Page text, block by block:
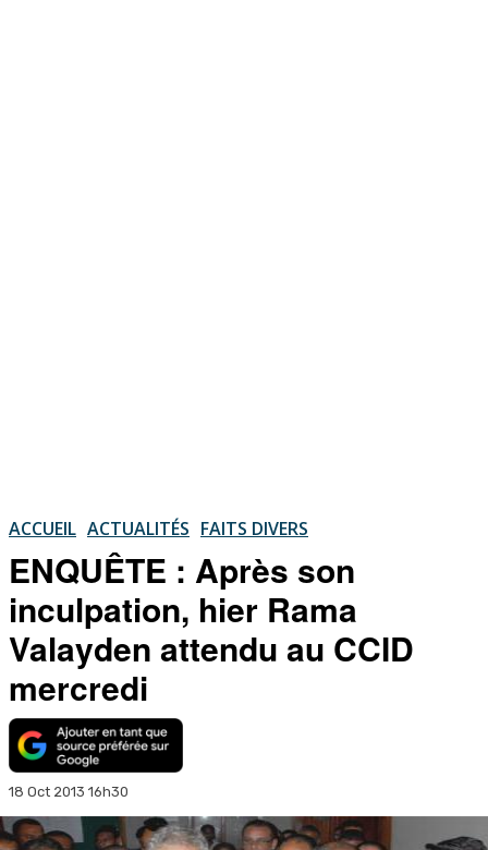
ACCUEIL ACTUALITÉS FAITS DIVERS
ENQUÊTE : Après son
inculpation, hier Rama
Valayden attendu au CCID
mercredi
18 Oct 2013 16h30